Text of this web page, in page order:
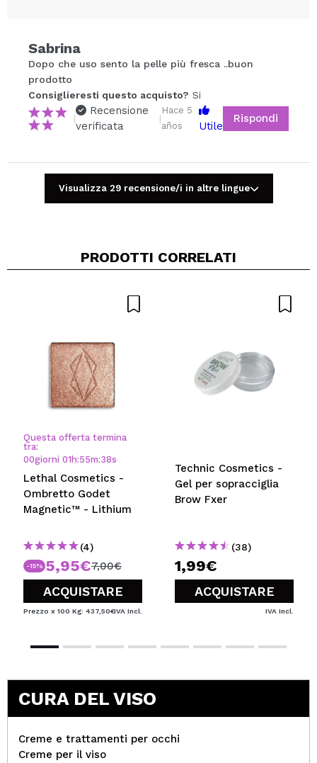
Condividi un video o una foto
Il tuo video potrebbe essere il primo. Immaginalo...
Consiglieresti questo acquisto? Si No
INVIA
Sabrina
Dopo che uso sento la pelle più fresca ..buon
prodotto
Consiglieresti questo acquisto? Si
|
Recensione
verificata
|
Hace 5
años
Utile
Rispondi
Visualizza 29 recensione/i in altre lingue
PRODOTTI CORRELATI
Questa offerta termina
tra:
00giorni 01 h:55m:38s
Lethal Cosmetics -
Ombretto Godet
Magnetic™ - Lithium
(4)
-15% 5,95€7,00€
ACQUISTARE
Prezzo x 100 Kg: 437,50€IVA Incl.
Technic Cosmetics -
Gel per sopracciglia
Brow Fxer
(38)
1,99€
ACQUISTARE
IVA Incl.
CURA DEL VISO
Creme e trattamenti per occhi
Creme per il viso